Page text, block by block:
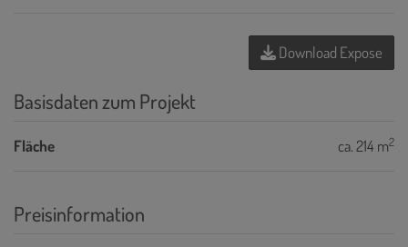
Download Expose
Basisdaten zum Projekt
Fläche ca. 214 m2
Preisinformation